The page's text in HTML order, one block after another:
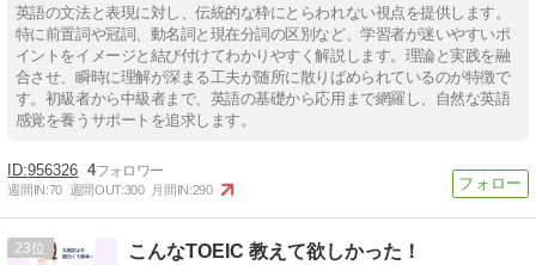
英語の文法と表現に対し、伝統的な枠にとらわれない視点を提供します。
特に前置詞や冠詞、動名詞と現在分詞の区別など、学習者が迷いやすいポ
イントをイメージと結び付けてわかりやすく解説します。理論と実践を融
合させ、瞬時に理解が深まる工夫が随所に散りばめられているのが特徴で
す。初級者から中級者まで、英語の基礎から応用まで網羅し、自然な英語
感覚を養うサポートを追求します。
956326 4
週間IN:70 週間OUT:300 月間IN:290
23 こんなTOEIC 教えて欲しかった！